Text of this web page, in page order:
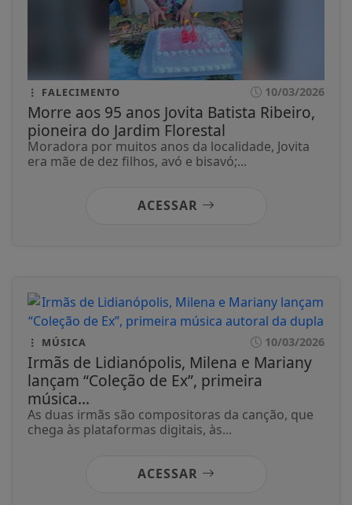
FALECIMENTO 10/03/2026
Morre aos 95 anos Jovita Batista Ribeiro,
pioneira do Jardim Florestal
Moradora por muitos anos da localidade, Jovita
era mãe de dez filhos, avó e bisavó;...
ACESSAR
MÚSICA 10/03/2026
Irmãs de Lidianópolis, Milena e Mariany
lançam “Coleção de Ex”, primeira
música...
As duas irmãs são compositoras da canção, que
chega às plataformas digitais, às...
ACESSAR